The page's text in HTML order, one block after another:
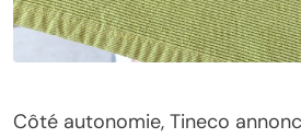
Côté autonomie, Tineco